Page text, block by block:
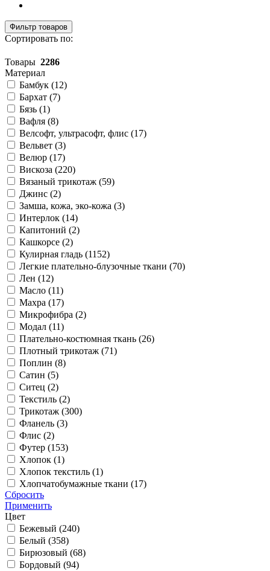
Фильтр товаров
Сортировать по:
Товары 2286
Материал
Бамбук (12)
Бархат (7)
Бязь (1)
Вафля (8)
Велсофт, ультрасофт, флис (17)
Вельвет (3)
Велюр (17)
Вискоза (220)
Вязаный трикотаж (59)
Джинс (2)
Замша, кожа, эко-кожа (3)
Интерлок (14)
Капитоний (2)
Кашкорсе (2)
Кулирная гладь (1152)
Легкие плательно-блузочные ткани (70)
Лен (12)
Масло (11)
Махра (17)
Микрофибра (2)
Модал (11)
Плательно-костюмная ткань (26)
Плотный трикотаж (71)
Поплин (8)
Сатин (5)
Ситец (2)
Текстиль (2)
Трикотаж (300)
Фланель (3)
Флис (2)
Футер (153)
Хлопок (1)
Хлопок текстиль (1)
Хлопчатобумажные ткани (17)
Сбросить
Применить
Цвет
Бежевый (240)
Белый (358)
Бирюзовый (68)
Бордовый (94)